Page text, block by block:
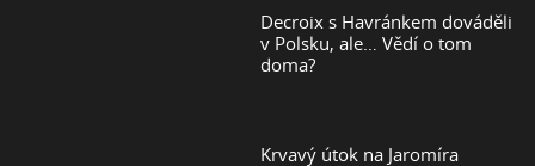
Decroix s Havránkem dováděli
v Polsku, ale… Vědí o tom
doma?
Krvavý útok na Jaromíra